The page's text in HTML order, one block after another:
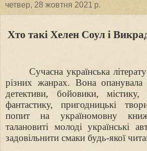
четвер, 28 жовтня 2021 р.
Хто такі Хелен Соул і
Сучасна українська
різних жанрах. Вона
детективи, бойовики, містику,
фантастику, пригодницькі
попит на україномовну
талановиті молоді українські
задовільнити смаки будь-якої